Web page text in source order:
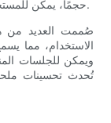
حجمًا، يمكن للمستخدمين إيجاد خيارات تناسب نمط حياتهم وميزانيتهم.
صُممت العديد من
الاستخدام، مما
ويمكن للجلسات
تُحدث تحسينات